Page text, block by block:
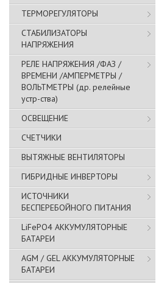
ТЕРМОРЕГУЛЯТОРЫ
СТАБИЛИЗАТОРЫ
НАПРЯЖЕНИЯ
РЕЛЕ НАПРЯЖЕНИЯ /ФАЗ /
ВРЕМЕНИ /АМПЕРМЕТРЫ /
ВОЛЬТМЕТРЫ (др. релейные
устр-ства)
ОСВЕЩЕНИЕ
СЧЕТЧИКИ
ВЫТЯЖНЫЕ ВЕНТИЛЯТОРЫ
ГИБРИДНЫЕ ИНВЕРТОРЫ
ИСТОЧНИКИ
БЕСПЕРЕБОЙНОГО ПИТАНИЯ
LiFePO4 АККУМУЛЯТОРНЫЕ
БАТАРЕИ
AGM / GEL АККУМУЛЯТОРНЫЕ
БАТАРЕИ